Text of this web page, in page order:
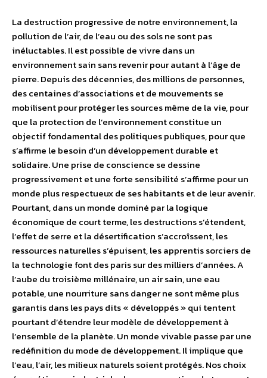
La destruction progressive de notre environnement, la
pollution de l’air, de l’eau ou des sols ne sont pas
inéluctables. Il est possible de vivre dans un
environnement sain sans revenir pour autant à l’âge de
pierre. Depuis des décennies, des millions de personnes,
des centaines d’associations et de mouvements se
mobilisent pour protéger les sources même de la vie, pour
que la protection de l’environnement constitue un
objectif fondamental des politiques publiques, pour que
s’affirme le besoin d’un développement durable et
solidaire. Une prise de conscience se dessine
progressivement et une forte sensibilité s’affirme pour un
monde plus respectueux de ses habitants et de leur avenir.
Pourtant, dans un monde dominé par la logique
économique de court terme, les destructions s’étendent,
l’effet de serre et la désertification s’accroîssent, les
ressources naturelles s’épuisent, les apprentis sorciers de
la technologie font des paris sur des milliers d’années. A
l’aube du troisième millénaire, un air sain, une eau
potable, une nourriture sans danger ne sont même plus
garantis dans les pays dits « développés » qui tentent
pourtant d’étendre leur modèle de développement à
l’ensemble de la planète. Un monde vivable passe par une
redéfinition du mode de développement. Il implique que
l’eau, l’air, les milieux naturels soient protégés. Nos choix